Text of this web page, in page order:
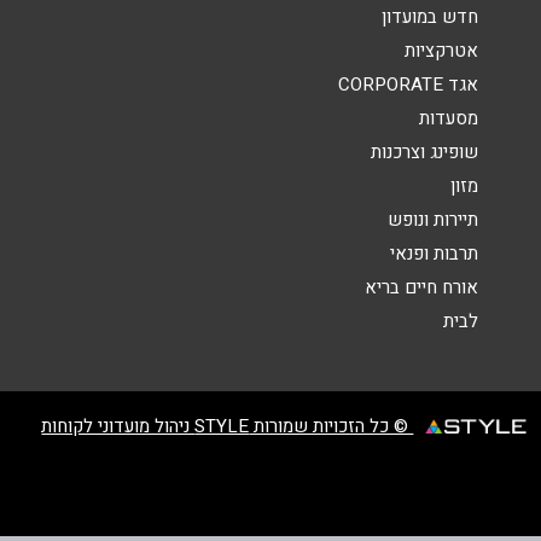
אנא חזרו אלי בקשר ל...
הודעה
חדש במועדון
אטרקציות
אגד CORPORATE
מסעדות
שופינג וצרכנות
מזון
תיירות ונופש
תרבות ופנאי
אורח חיים בריא
לבית
© כל הזכויות שמורות STYLE ניהול מועדוני לקוחות